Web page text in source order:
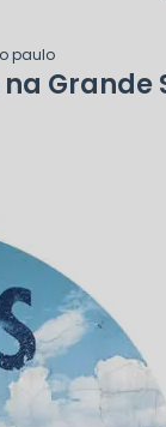
paulo
Grande